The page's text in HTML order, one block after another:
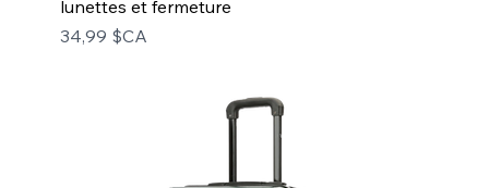
lunettes et fermeture
Prix
34,99 $CA